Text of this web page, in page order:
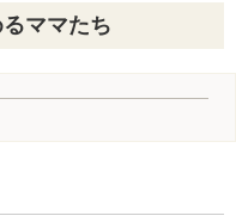
ママたち